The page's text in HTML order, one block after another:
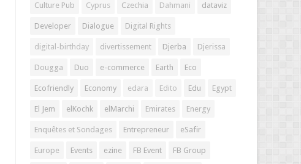
Culture Pub Cyprus Czechia Dahmani dataviz
Developer Dialogue Digital Rights
digital-birthday divertissement Djerba Djerissa
Dougga Duo e-commerce Earth Eco
Ecofriendly Economy edara Edito Edu Egypt
El Jem elKochk elMarchi Emirates Energy
Enquêtes et Sondages Entrepreneur eSafir
Europe Events ezine FB Event FB Group